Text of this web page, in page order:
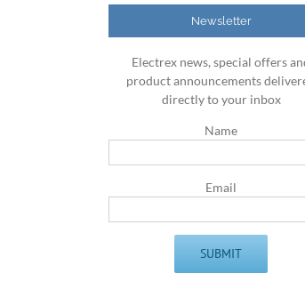
Newsletter
Electrex news, special offers
product announcements
directly to your inbox
Name
Email